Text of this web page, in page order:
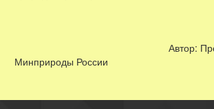
Автор: Пресс-
Минприроды России